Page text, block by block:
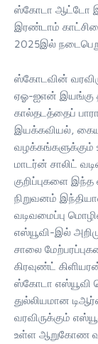
ஸ்கோடா ஆட்டோ
இரண்டாம்
2025இல்
ஸ்கோடவின்
ஏஓ-ஐஎன் இயங்கு
கால்தடத்தைப்
இயக்கவியல்,
வழக்கங்களுக்கும்
மாடர்ன் சாலிட்
குறிப்புகளை இந்த
நிறுவனம்
வடிவமைப்பு
எஸ்யூவி-இல்
சாலை
கிரவுண்ட்
ஸ்கோடா எஸ்யூவி
துல்லியமான
வரவிருக்கும்
உள்ள ஆறுகோண